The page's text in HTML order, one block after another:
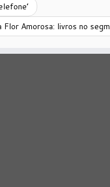
Flor Amorosa: livros no